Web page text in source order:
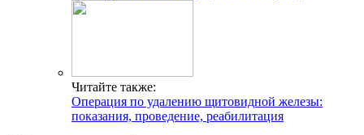
Читайте также:
Операция по удалению щитовидной железы:
показания, проведение, реабилитация